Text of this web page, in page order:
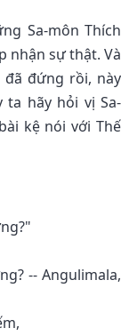
Sa-môn Thích
nhận sự thật. Và
đã đứng rồi, này
ta hãy hỏi vị Sa-
kệ nói với Thế
-- Angulimala,